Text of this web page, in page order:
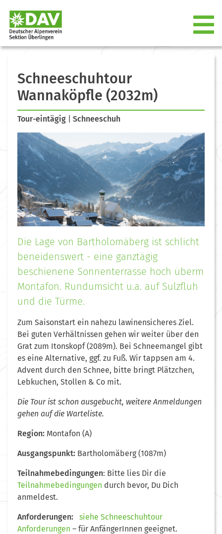
Schneeschuhtour
Wannaköpfle (2032m)
Tour-eintägig Schneeschuh
Die Lage von Bartholomäberg ist schlicht
beneidenswert - eine ganztägig
beschienene Sonnenterrasse hoch überm
Montafon. Rundumsicht u.a. auf Sulzfluh
und die Türme.
Zum Saisonstart ein nahezu lawinensicheres Ziel.
Bei guten Verhältnissen gehen wir weiter über den
Grat zum Itonskopf (2089m). Bei Schneemangel gibt
es eine Alternative, ggf. zu Fuß. Wir tappsen am 4.
Advent durch den Schnee, bitte bringt Plätzchen,
Lebkuchen, Stollen & Co mit.
Die Tour ist schon ausgebucht, weitere Anmeldungen
gehen auf die Warteliste.
Region: Montafon (A)
Ausgangspunkt: Bartholomäberg (1087m)
Teilnahmebedingungen: Bitte lies Dir die
Teilnahmebedingungen durch bevor, Du Dich
anmeldest.
Anforderungen:
siehe Schneeschuhtour
Anforderungen – für AnfängerInnen geeignet.